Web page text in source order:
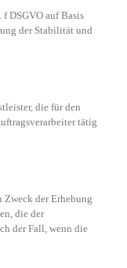
DSGVO auf Basis
der Stabilität und
die für den
tätig
Zweck der Erhebung
die der
der Fall, wenn die